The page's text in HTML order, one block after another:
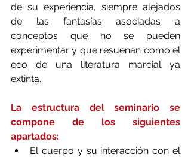
de su experiencia, siempre alejados
de las fantasías asociadas a
conceptos que no se pueden
experimentar y que resuenan como el
eco de una literatura marcial ya
extinta.
La estructura del seminario se
compone de los siguientes
apartados:
El cuerpo y su interacción con el